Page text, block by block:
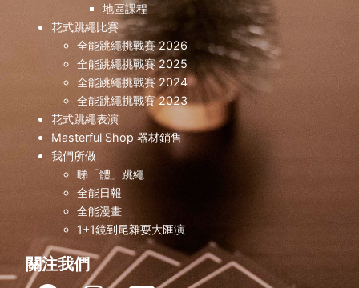
@meng13_masterfulstudio MFS朋友乃時常親愛
兄為患難而生 單人繩二人二重跳接力比賽 冠軍🥇
員：謝凱晴｜黎展希 負責教練：
@ropeskippingcoach_hung 健美小隊JC分部 運
員：曾晉熹｜李曉琳 負責教練 :
@meng13_masterfulstudio MFS 唔準鬧交 團體
單人繩花式比賽 冠軍🥇 運動員：吳志健｜蔡壁汶
教練 : @samng521 全能要覆桌 運動員：吳志健
壁汶｜劉永深 負責教練 : @samng521
🔻Masterful Studio | 全能技巧工作室🔻 專業花式
工作室 提供不同程度花式跳繩運動訓練 歡迎查詢✉️
工作室由2019年起一直致力推廣花式跳繩，開辦各
適合不同水平人士參與的課程，包括幼兒班、興趣
成人班、恒常跳繩訓練以及精英隊訓練。 本工作室
有自家訓練場由啟德地鐵站或鑽石山地鐵站步行10
地區課程
花式跳繩比賽
全能跳繩挑戰賽 2026
全能跳繩挑戰賽 2025
全能跳繩挑戰賽 2024
全能跳繩挑戰賽 2023
花式跳繩表演
Masterful Shop 器材銷售
我們所做
睇「體」跳繩
全能日報
全能漫畫
1+1鏡到尾雜耍大匯演
關注我們